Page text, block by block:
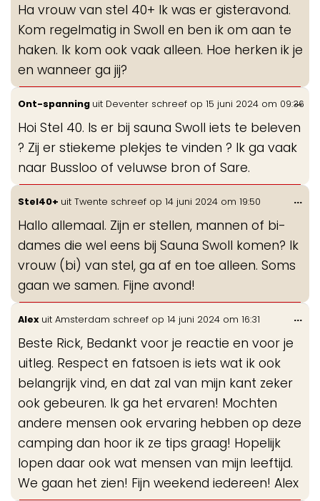
Ha vrouw van stel 40+ Ik was er gisteravond.
Kom regelmatig in Swoll en ben ik om aan te
haken. Ik kom ook vaak alleen. Hoe herken ik je
en wanneer ga jij?
Ont-spanning uit Deventer schreef op 15 juni 2024 om 09:36
Hoi Stel 40. Is er bij sauna Swoll iets te beleven
? Zij er stiekeme plekjes te vinden ? Ik ga vaak
naar Bussloo of veluwse bron of Sare.
...
Stel40+ uit Twente schreef op 14 juni 2024 om 19:50
Hallo allemaal. Zijn er stellen, mannen of bi-
dames die wel eens bij Sauna Swoll komen? Ik
vrouw (bi) van stel, ga af en toe alleen. Soms
gaan we samen. Fijne avond!
...
Alex uit Amsterdam schreef op 14 juni 2024 om 16:31
Beste Rick, Bedankt voor je reactie en voor je
uitleg. Respect en fatsoen is iets wat ik ook
belangrijk vind, en dat zal van mijn kant zeker
ook gebeuren. Ik ga het ervaren! Mochten
andere mensen ook ervaring hebben op deze
camping dan hoor ik ze tips graag! Hopelijk
lopen daar ook wat mensen van mijn leeftijd.
We gaan het zien! Fijn weekend iedereen! Alex
...